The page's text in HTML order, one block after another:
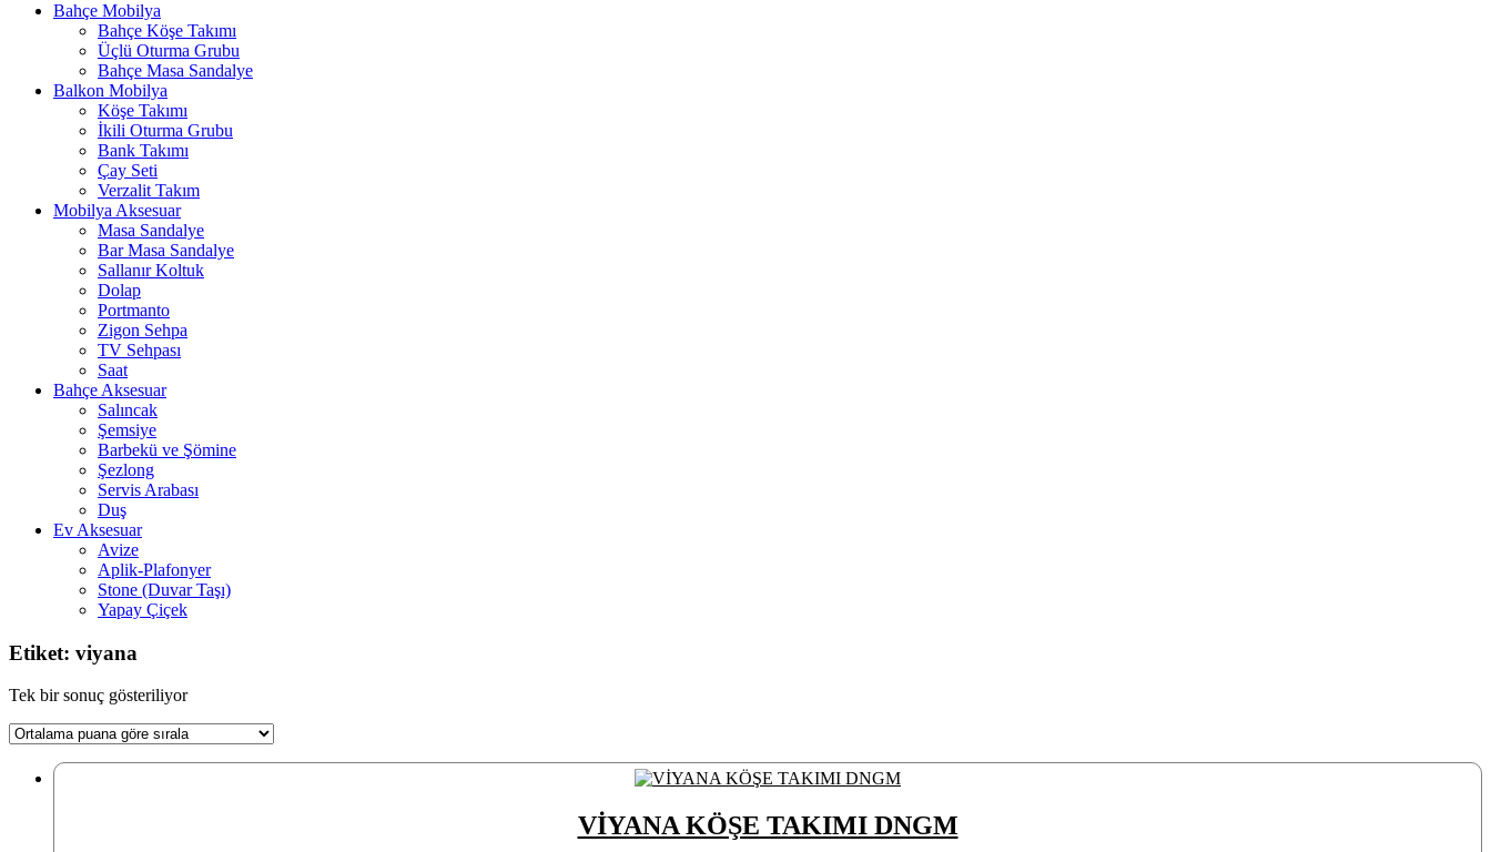
Bahçe Mobilya
Bahçe Köşe Takımı
Üçlü Oturma Grubu
Bahçe Masa Sandalye
Balkon Mobilya
Köşe Takımı
İkili Oturma Grubu
Bank Takımı
Çay Seti
Verzalit Takım
Mobilya Aksesuar
Masa Sandalye
Bar Masa Sandalye
Sallanır Koltuk
Dolap
Portmanto
Zigon Sehpa
TV Sehpası
Saat
Bahçe Aksesuar
Salıncak
Şemsiye
Barbekü ve Şömine
Şezlong
Servis Arabası
Duş
Ev Aksesuar
Avize
Aplik-Plafonyer
Stone (Duvar Taşı)
Yapay Çiçek
Etiket: viyana
Tek bir sonuç gösteriliyor
VİYANA KÖŞE TAKIMI DNGM